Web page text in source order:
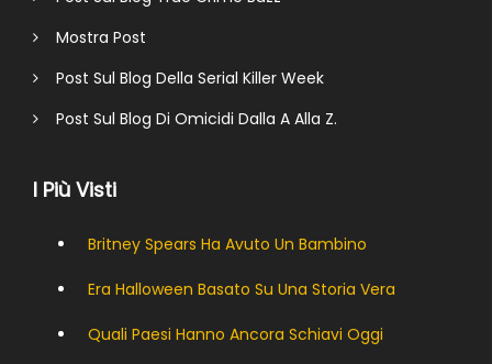
Mostra Post
Post Sul Blog Della Serial Killer Week
Post Sul Blog Di Omicidi Dalla A Alla Z.
I Più Visti
Britney Spears Ha Avuto Un Bambino
Era Halloween Basato Su Una Storia Vera
Quali Paesi Hanno Ancora Schiavi Oggi